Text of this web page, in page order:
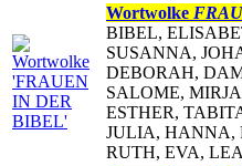
Wortwolke
BIBEL,
SUSANNA,
DEBORAH,
SALOME,
ESTHER,
JULIA, HANNA,
RUTH, EVA, LEA